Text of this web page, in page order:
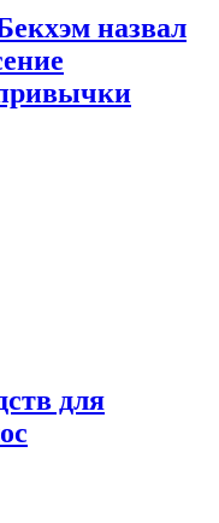
назвал
для